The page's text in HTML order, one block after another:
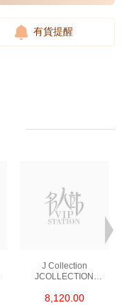
有貨提醒
J Collection
JCOLLECTION
W/DIAMOND 7
8,120.00